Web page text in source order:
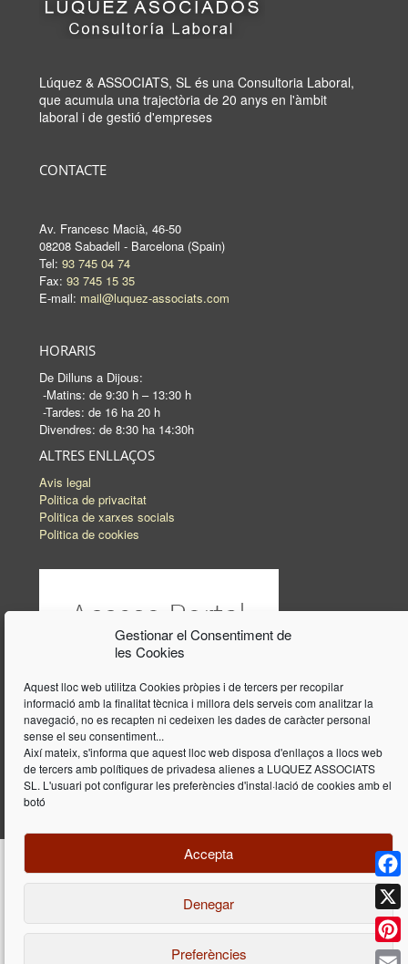
Gestionar el Consentiment de
les Cookies
Aquest lloc web utilitza Cookies pròpies i de tercers per recopilar
informació amb la finalitat tècnica i millora dels serveis com analitzar la
navegació, no es recapten ni cedeixen les dades de caràcter personal
sense el seu consentiment...
Així mateix, s'informa que aquest lloc web disposa d'enllaços a llocs web
de tercers amb polítiques de privadesa alienes a LUQUEZ ASSOCIATS
SL. L'usuari pot configurar les preferències d'instal·lació de cookies amb el
botó
Accepta
Denegar
Preferències
Lúquez & ASSOCIATS, SL és una Consultoria Laboral,
que acumula una trajectòria de 20 anys en l'àmbit
laboral i de gestió d'empreses
CONTACTE
Av. Francesc Macià, 46-50
08208 Sabadell - Barcelona (Spain)
Tel: 93 745 04 74
Fax: 93 745 15 35
E-mail: mail@luquez-associats.com
HORARIS
De Dilluns a Dijous:
-Matins: de 9:30 h – 13:30 h
-Tardes: de 16 ha 20 h
Divendres: de 8:30 ha 14:30h
ALTRES ENLLAÇOS
Avis legal
Politica de privacitat
Politica de xarxes socials
Politica de cookies
Disseny i programació web perDieres.com
| Lúquez Associats SL | ©
2026 All Rights Reserved |Avís legal
X